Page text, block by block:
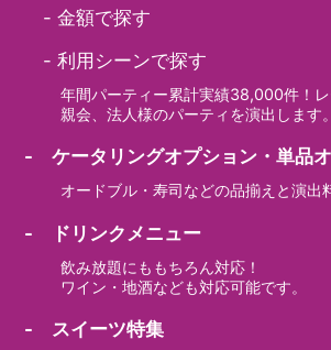
-金額で探す
-利用シーンで探す
年間パーティー累計実績38,000件！
親会、法人様のパーティを演出します。
- ケータリングオプション・単品
オードブル・寿司などの品揃えと演出
- ドリンクメニュー
飲み放題にももちろん対応！
ワイン・地酒なども対応可能です。
- スイーツ特集